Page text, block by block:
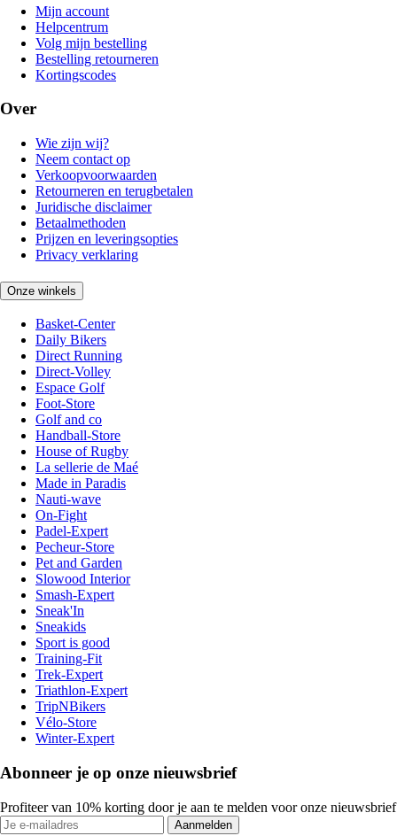
Mijn account
Helpcentrum
Volg mijn bestelling
Bestelling retourneren
Kortingscodes
Over
Wie zijn wij?
Neem contact op
Verkoopvoorwaarden
Retourneren en terugbetalen
Juridische disclaimer
Betaalmethoden
Prijzen en leveringsopties
Privacy verklaring
Onze winkels
Basket-Center
Daily Bikers
Direct Running
Direct-Volley
Espace Golf
Foot-Store
Golf and co
Handball-Store
House of Rugby
La sellerie de Maé
Made in Paradis
Nauti-wave
On-Fight
Padel-Expert
Pecheur-Store
Pet and Garden
Slowood Interior
Smash-Expert
Sneak'In
Sneakids
Sport is good
Training-Fit
Trek-Expert
Triathlon-Expert
TripNBikers
Vélo-Store
Winter-Expert
Abonneer je op onze nieuwsbrief
Profiteer van 10% korting door je aan te melden voor onze nieuwsbrief
Aanmelden